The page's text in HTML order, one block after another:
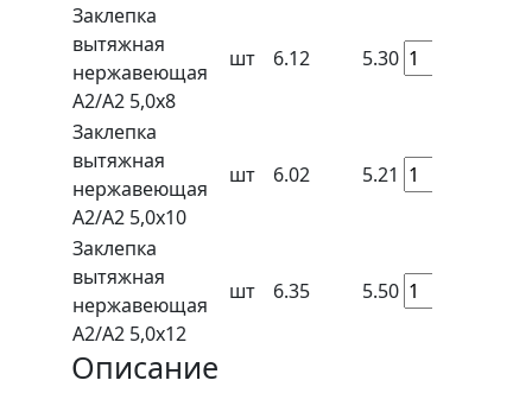
Заклепка
вытяжная
нержавеющая
A2/A2 5,0x8
шт 6.12 5.30
Заклепка
вытяжная
нержавеющая
A2/A2 5,0x10
шт 6.02 5.21
Заклепка
вытяжная
нержавеющая
A2/A2 5,0x12
шт 6.35 5.50
Описание